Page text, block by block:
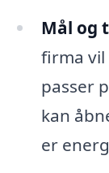
Mål og
firma vil
passer
kan
er